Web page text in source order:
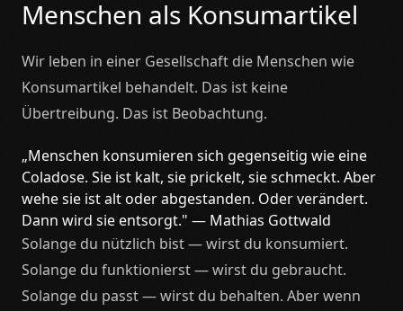
Menschen als Konsumartikel
Wir leben in einer Gesellschaft die Menschen wie
Konsumartikel behandelt. Das ist keine
Übertreibung. Das ist Beobachtung.
„Menschen konsumieren sich gegenseitig wie eine
Coladose. Sie ist kalt, sie prickelt, sie schmeckt. Aber
wehe sie ist alt oder abgestanden. Oder verändert.
Dann wird sie entsorgt." — Mathias Gottwald
Solange du nützlich bist — wirst du konsumiert.
Solange du funktionierst — wirst du gebraucht.
Solange du passt — wirst du behalten. Aber wenn